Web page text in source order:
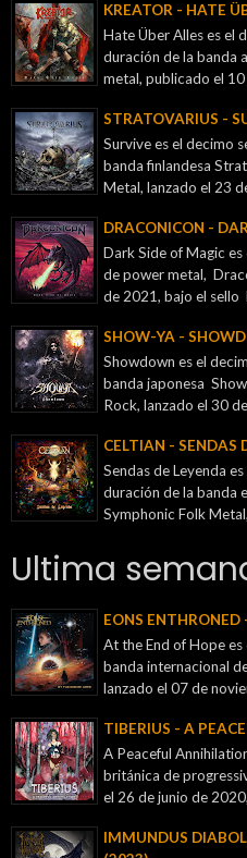
KREATOR - ‎HATE
Hate Über Alles es el
duración de la banda
metal, publicado el 10
STRATOVARIUS -
Survive es el decimo
banda finlandesa
Metal, lanzado el 23
DRACONICON -
Dark Side of Magic
de power metal,
de 2021, bajo el sello
SHOW-YA -
Showdown es el
banda japonesa
Rock, lanzado el 30
CELTIAN - SENDAS
Sendas de Leyenda
duración de la banda
Symphonic Folk
Ultima
EONS
At the End of Hope
banda internacional
lanzado el 07 de
TIBERIUS - A
A Peaceful
británica de
el 26 de junio de
IMMUNDUS